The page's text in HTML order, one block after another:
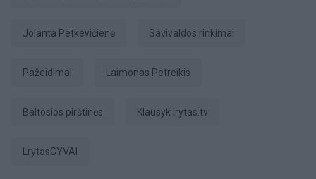
Jolanta Petkevičienė savivaldos rinkimai
pažeidimai Laimonas Petreikis
Baltosios pirštinės Klausyk lrytas.tv
LrytasGYVAI